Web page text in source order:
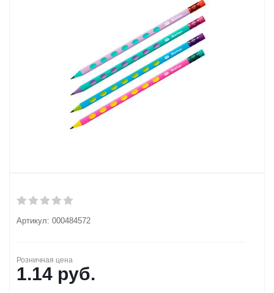
Артикул: 000484572
Розничная цена
1.14 руб.